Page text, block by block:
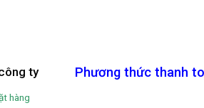
ty
hàng
Phương thức thanh